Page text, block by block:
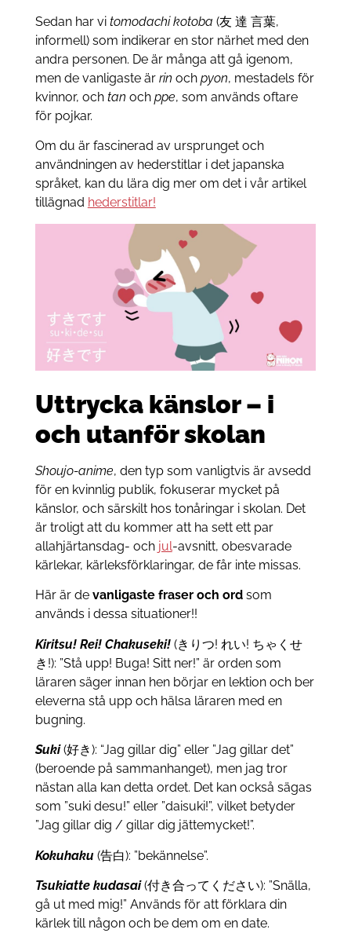
Sedan har vi tomodachi kotoba (友 達 言葉,
informell) som indikerar en stor närhet med den
andra personen. De är många att gå igenom,
men de vanligaste är rin och pyon, mestadels för
kvinnor, och tan och ppe, som används oftare
för pojkar.
Om du är fascinerad av ursprunget och
användningen av hederstitlar i det japanska
språket, kan du lära dig mer om det i vår artikel
tillägnad hederstitlar!
Uttrycka känslor – i
och utanför skolan
Shoujo-anime, den typ som vanligtvis är avsedd
för en kvinnlig publik, fokuserar mycket på
känslor, och särskilt hos tonåringar i skolan. Det
är troligt att du kommer att ha sett ett par
allahjärtansdag- och jul-avsnitt, obesvarade
kärlekar, kärleksförklaringar, de får inte missas.
Här är de vanligaste fraser och ordsom
används i dessa situationer!!
Kiritsu! Rei! Chakuseki!(きりつ! れい! ちゃくせ
き!): ”Stå upp! Buga! Sitt ner!” är orden som
läraren säger innan hen börjar en lektion och ber
eleverna stå upp och hälsa läraren med en
bugning.
Suki(好き): “Jag gillar dig” eller ”Jag gillar det”
(beroende på sammanhanget), men jag tror
nästan alla kan detta ordet. Det kan också sägas
som ”suki desu!” eller ”daisuki!”, vilket betyder
”Jag gillar dig / gillar dig jättemycket!”.
Kokuhaku (告白): ”bekännelse”.
Tsukiatte kudasai (付き合ってください): ”Snälla,
gå ut med mig!” Används för att förklara din
kärlek till någon och be dem om en date.